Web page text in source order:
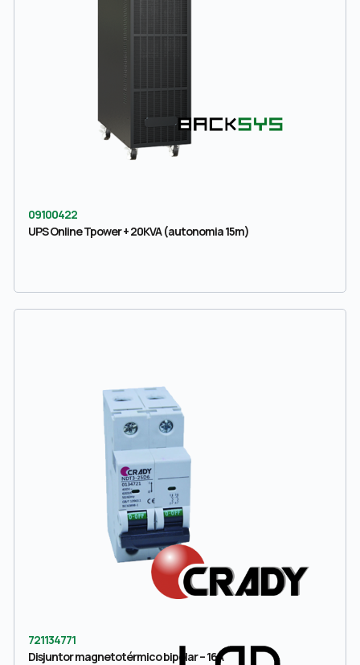
09100422
UPS Online Tpower + 20KVA (autonomia 15m)
721134771
Disjuntor magnetotérmico bipolar – 16A